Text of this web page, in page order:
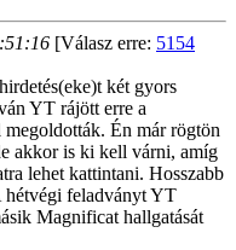
[Válasz erre: 5154
két gyors
YT rájött erre a
Én már rögtön
akkor is ki kell várni, amíg
lehet kattintani. Hosszabb
hétvégi feladványt YT
Magnificat hallgatását